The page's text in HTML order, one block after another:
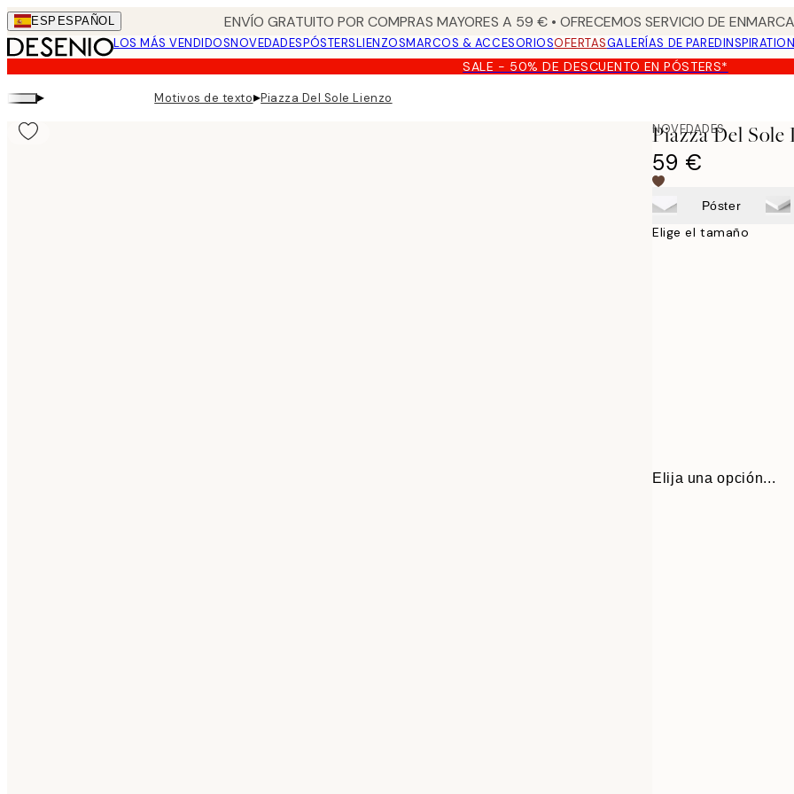
Skip
to
main
content.
ESP ESPAÑOL ENVÍO GRATUITO POR COMPRAS MAYORES A 59 € • OFRECEMOS SERVICIO DE
LOS MÁS VENDIDOSNOVEDADESPÓSTERSLIENZOSMARCOS & ACCESORIOSOFERTASGALERÍAS DE PARED
SALE - 50% DE DESCUENTO EN PÓSTERS*
▸ Motivos de texto▸Piazza Del Sole Lienzo
NOVEDADES
Piazza Del Sole
59 €
Póster
Elige el tamaño
Elija una opción...